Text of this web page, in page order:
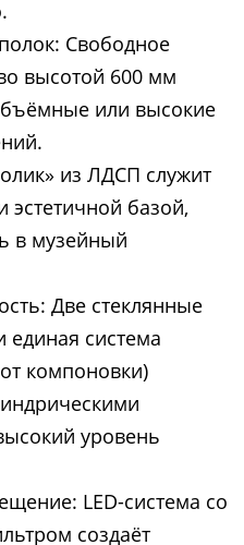
Свободное
высотой 600 мм
или высокие
из ЛДСП служит
базой,
в музейный
Две стеклянные
система
компоновки)
уровень
LED-система со
создаёт